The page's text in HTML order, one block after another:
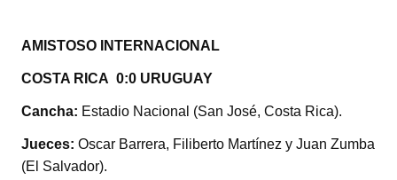
AMISTOSO INTERNACIONAL
COSTA RICA 0:0 URUGUAY
Cancha: Estadio Nacional (San José, Costa Rica).
Jueces: Oscar Barrera, Filiberto Martínez y Juan Zumba
(El Salvador).